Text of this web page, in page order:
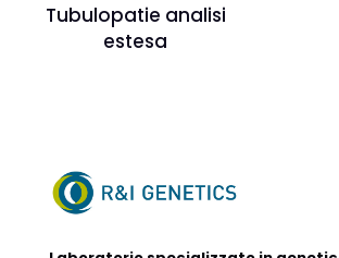
Tubulopatie analisi
estesa